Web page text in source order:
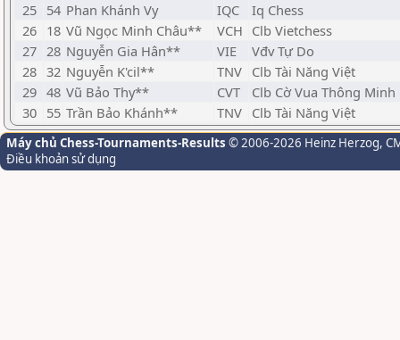
25 54 Phan Khánh Vy IQC
Iq Chess
26 18 Vũ Ngọc Minh Châu** VCH Clb Vietchess
27 28 Nguyễn Gia Hân** VIE
Vđv Tự Do
28 32 Nguyễn K'cil** TNV Clb Tài Năng Việt
29 48 Vũ Bảo Thy** CVT
Clb Cờ Vua Thông Minh
30 55 Trần Bảo Khánh** TNV Clb Tài Năng Việt
Máy chủ Chess-Tournaments-Results © 2006-2026 Heinz Herzog,
Điều khoản sử dụng